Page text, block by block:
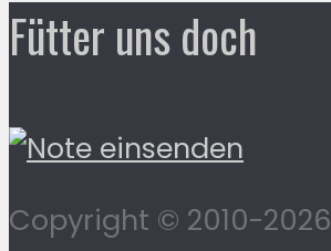
Fütter uns doch
Copyright © 2010-2026